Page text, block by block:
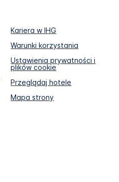
Kariera w IHG
Warunki korzystania
Ustawienia prywatności i
plików cookie
Przeglądaj hotele
Mapa strony